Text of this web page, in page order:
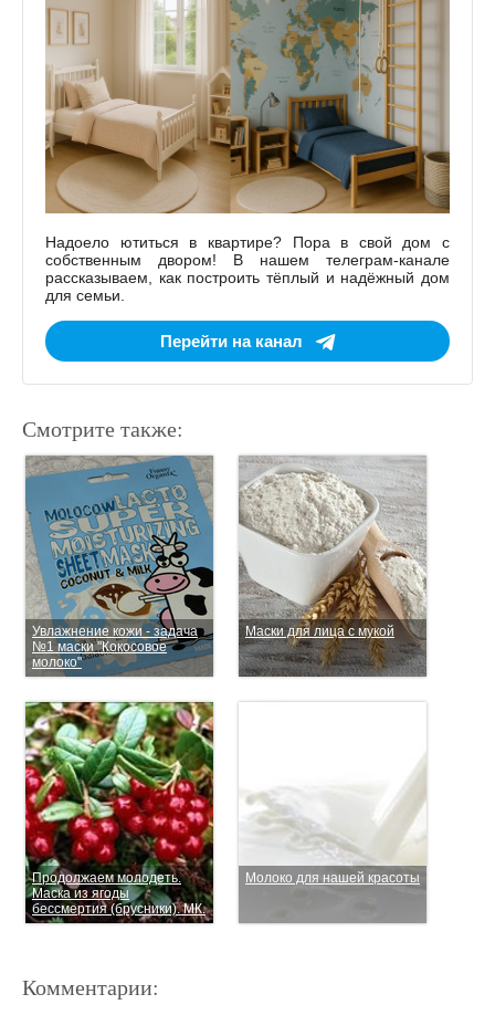
Надоело ютиться в квартире? Пора в свой дом с
собственным двором! В нашем телеграм-канале
рассказываем, как построить тёплый и надёжный дом
для семьи.
Перейти на канал
Смотрите также:
Увлажнение кожи - задача
№1 маски "Кокосовое
молоко"
Маски для лица с мукой
Продолжаем молодеть.
Маска из ягоды
бессмертия (брусники). МК.
Молоко для нашей красоты
Комментарии: